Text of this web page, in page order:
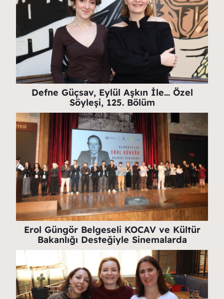
Defne Güçsav, Eylül Aşkın İle… Özel
Söyleşi, 125. Bölüm
Erol Güngör Belgeseli KOCAV ve Kültür
Bakanlığı Desteğiyle Sinemalarda